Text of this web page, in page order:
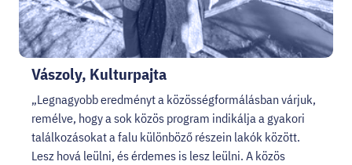
Vászoly, Kulturpajta
„Legnagyobb eredményt a közösségformálásban várjuk,
remélve, hogy a sok közös program indikálja a gyakori
találkozásokat a falu különböző részein lakók között.
Lesz hová leülni, és érdemes is lesz leülni. A közös